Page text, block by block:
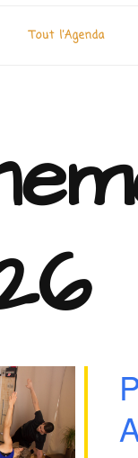
Tout l’Agenda